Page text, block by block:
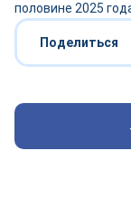
половине 2025
Поделиться